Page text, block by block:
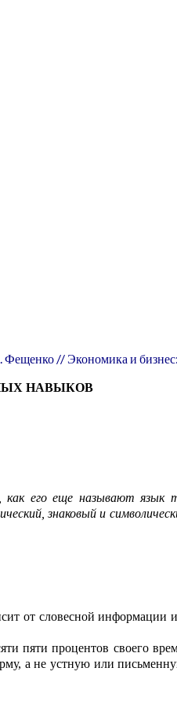
// Экономика и
НАВЫКОВ
его еще называют язык
знаковый и
от словесной информации
пяти процентов своего
а не устную или